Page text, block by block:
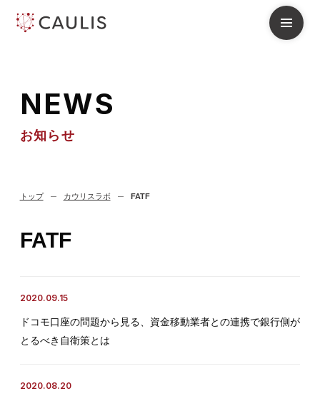
NEWS
お知らせ
トップ カウリスラボ FATF
FATF
2020.09.15
ドコモ口座の問題から見る、資金移動業者との連携で銀行側が
とるべき自衛策とは
2020.08.20